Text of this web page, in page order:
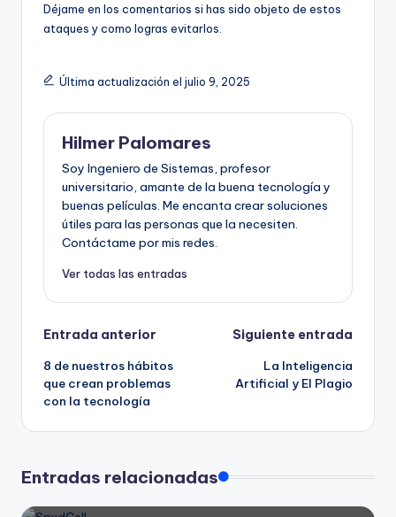
Déjame en los comentarios si has sido objeto de estos
ataques y como logras evitarlos.
Última actualización el julio 9, 2025
Hilmer Palomares
Soy Ingeniero de Sistemas, profesor
universitario, amante de la buena tecnología y
buenas películas. Me encanta crear soluciones
útiles para las personas que la necesiten.
Contáctame por mis redes.
Ver todas las entradas
Navegación
de
entradas
Entrada anterior
8 de nuestros hábitos
que crean problemas
con la tecnología
Siguiente entrada
La Inteligencia
Artificial y El Plagio
Entradas relacionadas